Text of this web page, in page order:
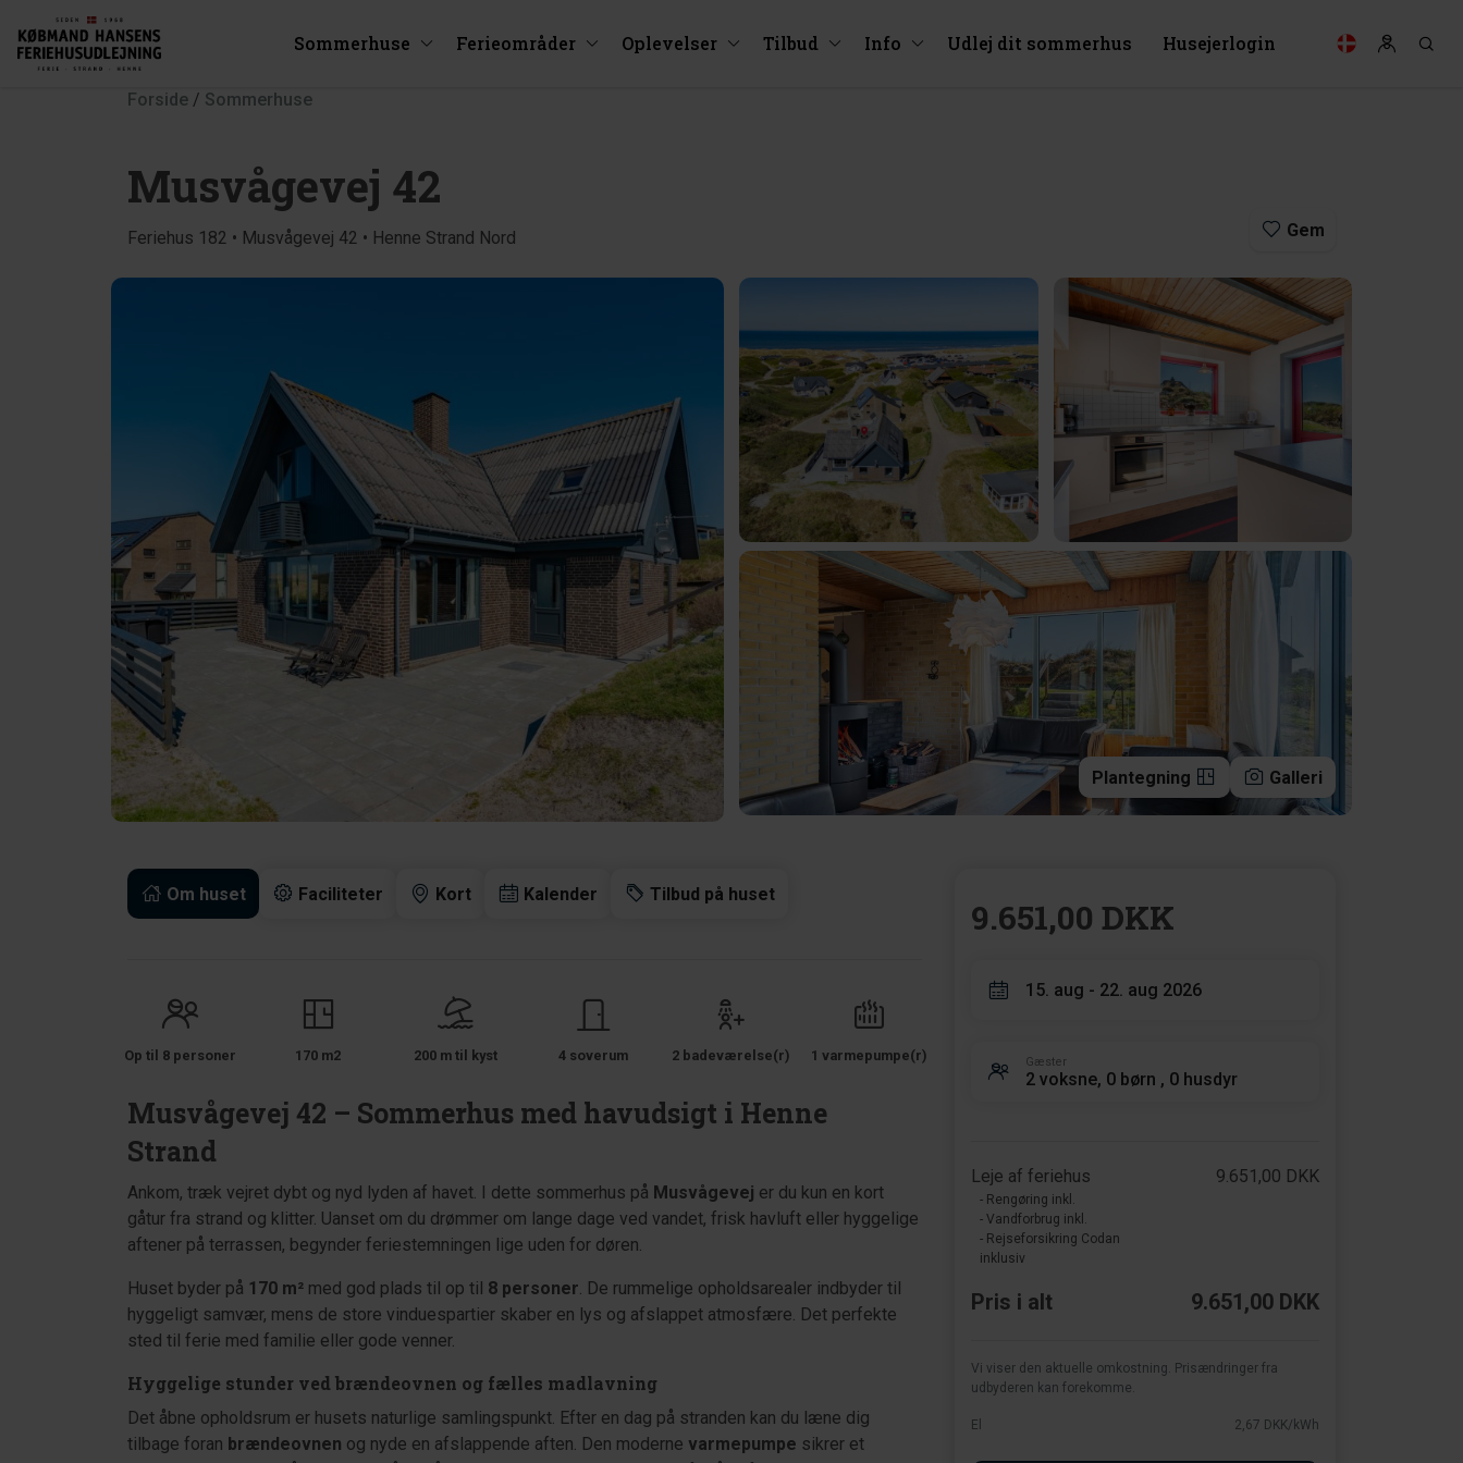
Sommerhuse Ferieområder Oplevelser Tilbud Info Udlej dit sommerhus Husejerlogin
Forside / Sommerhuse
Musvågevej 42
Feriehus 182 • Musvågevej 42 • Henne Strand Nord Gem
Plantegning Galleri
Om huset Faciliteter Kort Kalender Tilbud på huset
Op til 8 personer 170 m2 200 m til kyst 4 soverum 2 badeværelse(r) 1 varmepumpe(r)
Musvågevej 42 – Sommerhus med havudsigt i Henne
Strand
Ankom, træk vejret dybt og nyd lyden af havet. I dette sommerhus på Musvågevej er du kun en kort
gåtur fra strand og klitter. Uanset om du drømmer om lange dage ved vandet, frisk havluft eller hyggelige
aftener på terrassen, begynder feriestemningen lige uden for døren.
Huset byder på 170 m² med god plads til op til 8 personer. De rummelige opholdsarealer indbyder til
hyggeligt samvær, mens de store vinduespartier skaber en lys og afslappet atmosfære. Det perfekte
sted til ferie med familie eller gode venner.
Hyggelige stunder ved brændeovnen og fælles madlavning
Det åbne opholdsrum er husets naturlige samlingspunkt. Efter en dag på stranden kan du læne dig
tilbage foran brændeovnen og nyde en afslappende aften. Den moderne varmepumpe sikrer et
9.651,00 DKK
15. aug - 22. aug 2026
Gæster
2 voksne, 0 børn , 0 husdyr
Leje af feriehus
- Rengøring inkl.
- Vandforbrug inkl.
- Rejseforsikring Codan
inklusiv
9.651,00 DKK
Pris i alt 9.651,00 DKK
Vi viser den aktuelle omkostning. Prisændringer fra
udbyderen kan forekomme.
El 2,67 DKK/kWh